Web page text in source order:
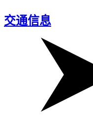
交通信息